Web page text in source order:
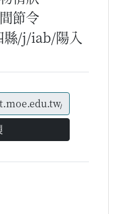
節令
縣/j/iab/陽入